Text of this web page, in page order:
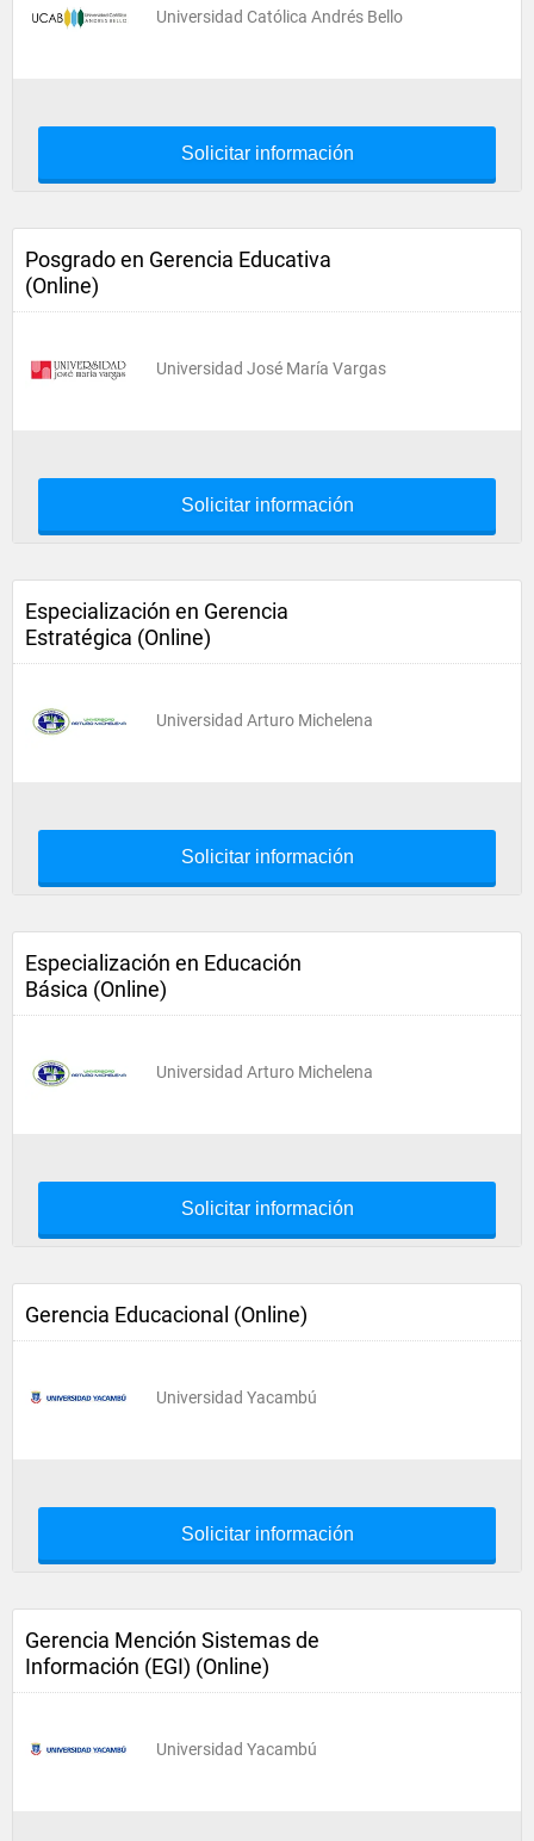
Universidad Católica Andrés Bello
Solicitar información
Posgrado en Gerencia Educativa
(Online)
Universidad José María Vargas
Solicitar información
Especialización en Gerencia
Estratégica (Online)
Universidad Arturo Michelena
Solicitar información
Especialización en Educación
Básica (Online)
Universidad Arturo Michelena
Solicitar información
Gerencia Educacional (Online)
Universidad Yacambú
Solicitar información
Gerencia Mención Sistemas de
Información (EGI) (Online)
Universidad Yacambú